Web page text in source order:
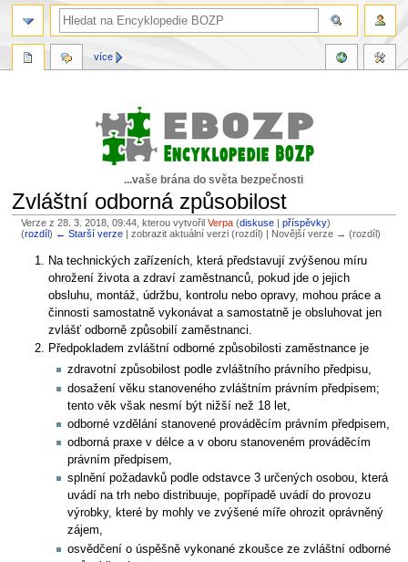
...vaše brána do světa bezpečnosti
Zvláštní odborná způsobilost
Verze z 28. 3. 2018, 09:44, kterou vytvořilVerpa (diskuse |příspěvky)
(rozdíl) ← Starší verze | zobrazit aktuální verzi (rozdíl) | Novější verze → (rozdíl)
Skočit
navigaci
Skočit
vyhledávání
Na technických zařízeních, která představují zvýšenou míru
ohrožení života a zdraví zaměstnanců, pokud jde o jejich
obsluhu, montáž, údržbu, kontrolu nebo opravy, mohou práce a
činnosti samostatně vykonávat a samostatně je obsluhovat jen
zvlášť odborně způsobilí zaměstnanci.
Předpokladem zvláštní odborné způsobilosti zaměstnance je
zdravotní způsobilost podle zvláštního právního předpisu,
dosažení věku stanoveného zvláštním právním předpisem;
tento věk však nesmí být nižší než 18 let,
odborné vzdělání stanovené prováděcím právním předpisem,
odborná praxe v délce a v oboru stanoveném prováděcím
právním předpisem,
splnění požadavků podle odstavce 3 určených osobou, která
uvádí na trh nebo distribuuje, popřípadě uvádí do provozu
výrobky, které by mohly ve zvýšené míře ohrozit oprávněný
zájem,
osvědčení o úspěšně vykonané zkoušce ze zvláštní odborné
více